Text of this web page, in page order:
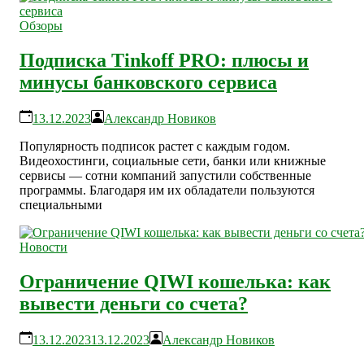
Обзоры
Подписка Tinkoff PRO: плюсы и
минусы банковского сервиса
13.12.2023
Александр Новиков
Популярность подписок растет с каждым годом.
Видеохостинги, социальные сети, банки или книжные
сервисы — сотни компаний запустили собственные
программы. Благодаря им их обладатели пользуются
специальными
Новости
Ограничение QIWI кошелька: как
вывести деньги со счета?
13.12.202313.12.2023
Александр Новиков